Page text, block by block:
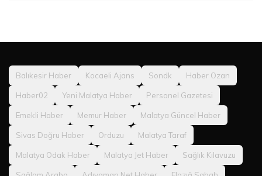
Balıkesir Haber Kocaeli Ajans Sondk Haber Ozan
Haber02 Yeni Malatya Haber Personel Gazetesi
Emekli Haber Memur Haber Malatya Güncel Haber
Sivas Doğru Haber Orduzu Malatya Taraf
Malatya Odak Haber Malatya Jet Haber Sağlık Kılavuzu